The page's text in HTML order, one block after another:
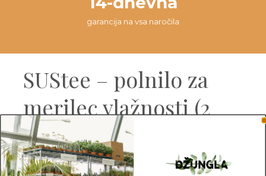
garancija na vsa naročila
SUStee – polnilo za
merilec vlažnosti (2
kos)
Na voljo v velikostih S, M in L.